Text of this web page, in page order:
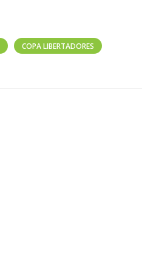
COPA LIBERTADORES